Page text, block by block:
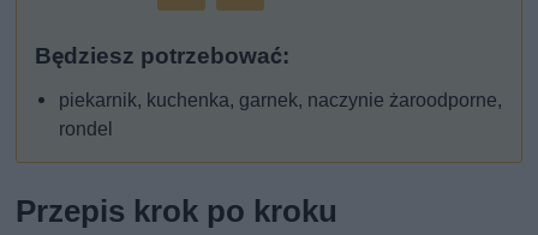
Będziesz potrzebować:
piekarnik, kuchenka, garnek, naczynie żaroodporne,
rondel
Przepis krok po kroku